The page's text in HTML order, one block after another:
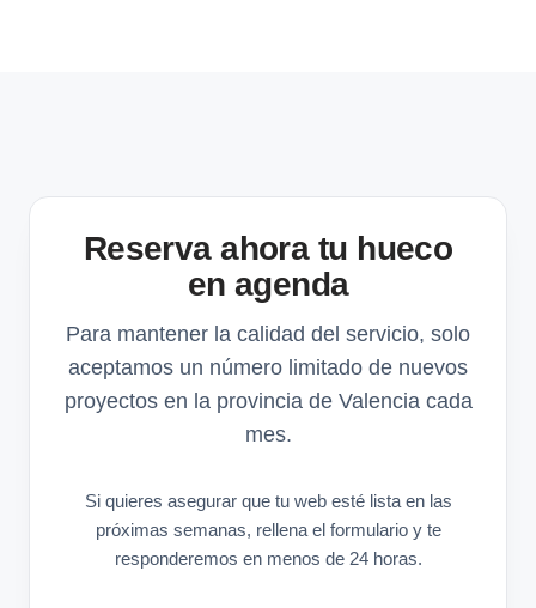
Reserva ahora tu hueco
en agenda
Para mantener la calidad del servicio, solo
aceptamos un número limitado de nuevos
proyectos en la provincia de Valencia cada
mes.
Si quieres asegurar que tu web esté lista en las
próximas semanas, rellena el formulario y te
responderemos en menos de 24 horas.